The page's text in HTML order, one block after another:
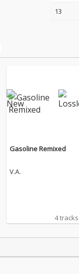
13
Gasoline Remixed
V.A.
4 tracks